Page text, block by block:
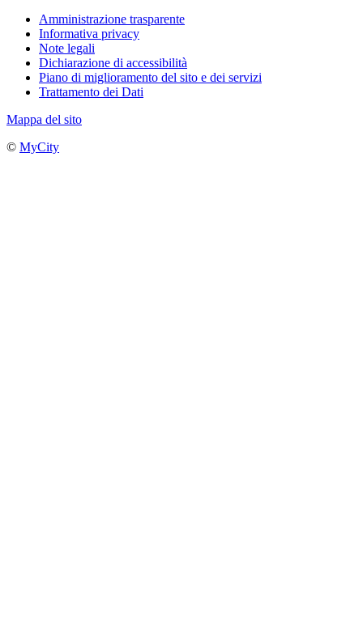
Amministrazione trasparente
Informativa privacy
Note legali
Dichiarazione di accessibilità
Piano di miglioramento del sito e dei servizi
Trattamento dei Dati
Mappa del sito
© MyCity